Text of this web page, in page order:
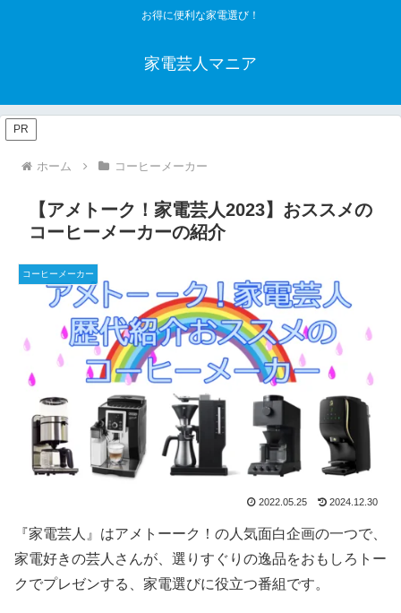
お得に便利な家電選び！
家電芸人マニア
PR
ホーム コーヒーメーカー
【アメトーク！家電芸人2023】おススメの
コーヒーメーカーの紹介
コーヒーメーカー
2022.05.25 2024.12.30
『家電芸人』はアメトーーク！の人気面白企画の一つで、
家電好きの芸人さんが、選りすぐりの逸品をおもしろトー
クでプレゼンする、家電選びに役立つ番組です。